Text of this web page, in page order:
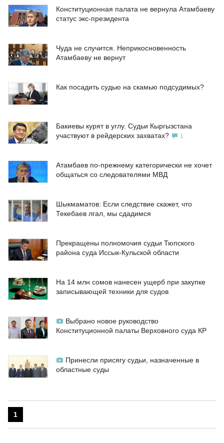
Конституционная палата не вернула Атамбаеву
статус экс-президента
Чуда не случится. Неприкосновенность
Атамбаеву не вернут
Как посадить судью на скамью подсудимых?
Бакиевы курят в углу. Судьи Кыргызстана
участвуют в рейдерских захватах?
1
Атамбаев по-прежнему категорически не хочет
общаться со следователями МВД
Шыкмаматов: Если следствие скажет, что
Текебаев лгал, мы сдадимся
Прекращены полномочия судьи Тюпского
района суда Иссык-Кульской области
На 14 млн сомов нанесен ущерб при закупке
записывающей техники для судов
Выбрано новое руководство
Конституционной палаты Верховного суда КР
Принесли присягу судьи, назначенные в
областные суды
1